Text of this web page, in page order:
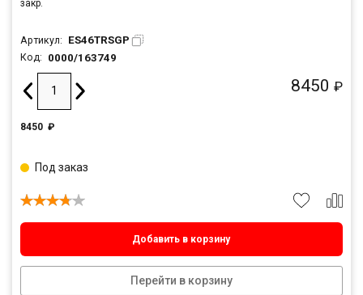
закр.
Артикул: ES46TRSGP
Код: 0000/163749
8450 ₽
8450 ₽
Добавить в корзину
Перейти в корзину
Под заказ